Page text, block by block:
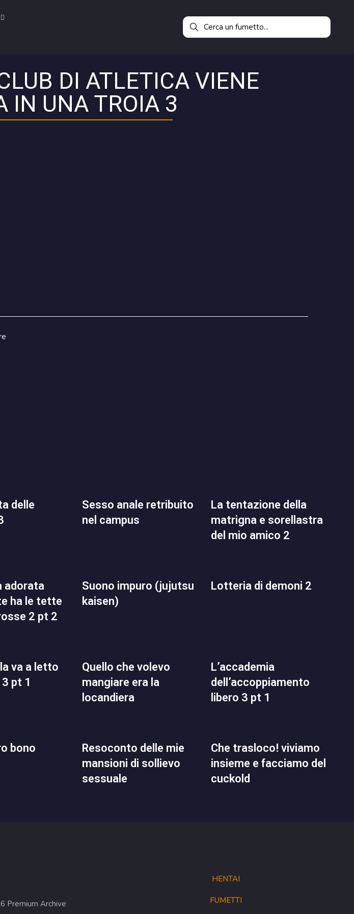
DI ATLETICA VIENE
IN UNA TROIA 3
sesso anale retribuito
nel campus
la tentazione della
matrigna e sorellastra
del mio amico 2
ha le tette
2 pt 2
suono impuro (jujutsu
kaisen)
lotteria di demoni 2
pt 1
quello che volevo
mangiare era la
locandiera
l’accademia
dell’accoppiamento
libero 3 pt 1
bono
resoconto delle mie
mansioni di sollievo
sessuale
che trasloco! viviamo
insieme e facciamo del
cuckold
Premium Archive
HENTAI
FUMETTI